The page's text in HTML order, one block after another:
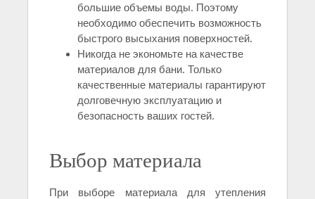
большие объемы воды. Поэтому
необходимо обеспечить возможность
быстрого высыхания поверхностей.
Никогда не экономьте на качестве
материалов для бани. Только
качественные материалы гарантируют
долговечную эксплуатацию и
безопасность ваших гостей.
Выбор материала
При выборе материала для утепления